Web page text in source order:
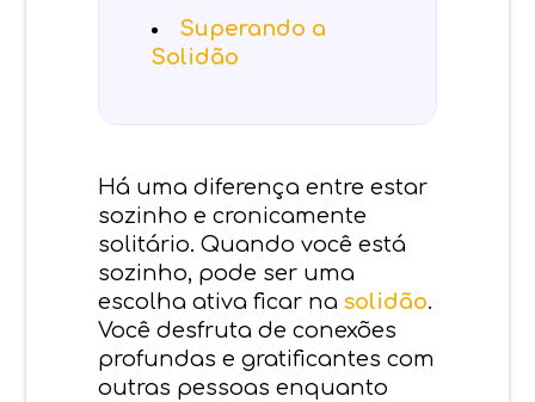
Superando a
Solidão
Há uma diferença entre estar
sozinho e cronicamente
solitário. Quando você está
sozinho, pode ser uma
escolha ativa ficar nasolidão.
Você desfruta de conexões
profundas e gratificantes com
outras pessoas enquanto